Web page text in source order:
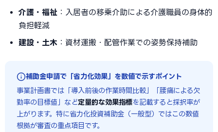
介護・福祉 ：入居者の移乗介助による介護職員の身体的
負担軽減
建設・土木 ：資材運搬・配管作業での姿勢保持補助
補助金申請で「省力化効果」を数値で示すポイント
事業計画書では「導入前後の作業時間比較」「腰痛による欠
勤率の目標値」など定量的な効果指標を記載すると採択率が
上がります。特に省力化投資補助金（一般型）ではこの数値
根拠が審査の重点項目です。